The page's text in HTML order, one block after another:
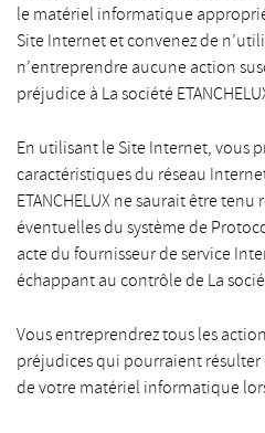
le matériel informatique
Site Internet et convenez de
n’entreprendre aucune action
préjudice à La société
En utilisant le Site Internet, vous
caractéristiques du réseau
ETANCHELUX ne saurait être
éventuelles du système de
acte du fournisseur de service
échappant au contrôle de La
Vous entreprendrez tous les
préjudices qui pourraient
de votre matériel informatique